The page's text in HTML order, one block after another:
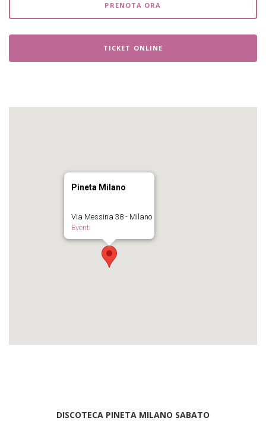
PRENOTA ORA
TICKET ONLINE
Pineta Milano
Via Messina 38 - Milano
Eventi
DISCOTECA PINETA MILANO SABATO